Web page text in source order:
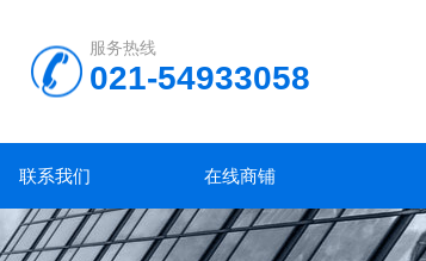
服务热线
021-54933058
联系我们 在线商铺